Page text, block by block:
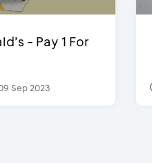
- Pay 1 For
Sep 2023